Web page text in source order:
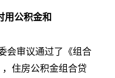
用公积金和
会审议通过了《组合
住房公积金组合贷